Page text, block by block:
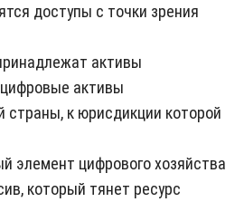
доступы с точки зрения
активы
активы
страны, к юрисдикции которой
элемент цифрового хозяйства
который тянет ресурс